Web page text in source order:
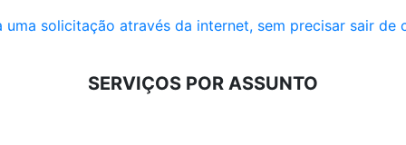
uma solicitação através da internet, sem precisar sair de
SERVIÇOS POR ASSUNTO